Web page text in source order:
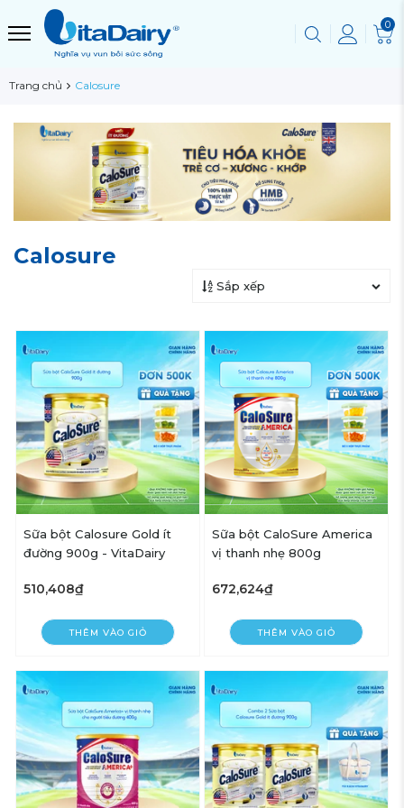
0
Trang chủ Calosure
Calosure
Sắp xếp
Sữa bột Calosure Gold ít
đường 900g - VitaDairy
510,408₫
THÊM VÀO GIỎ
Sữa bột CaloSure America
vị thanh nhẹ 800g
672,624₫
THÊM VÀO GIỎ